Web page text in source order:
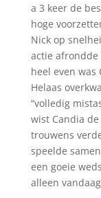
a 3 keer de
hoge
Nick op
actie
heel even was
Helaas
“volledig
wist Candia
trouwens
speelde
een goeie
alleen